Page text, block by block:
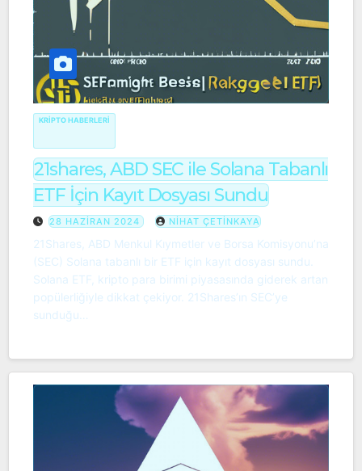
KRIPTO HABERLERI
21shares, ABD SEC ile Solana Tabanlı
ETF İçin Kayıt Dosyası Sundu
28 HAZIRAN 2024 NIHAT ÇETINKAYA
21Shares, ABD Menkul Kıymetler ve Borsa Komisyonu’na
(SEC) Solana tabanlı bir ETF için kayıt dosyası sundu.
Solana ETF, kripto para birimi piyasasında giderek artan
popülerliğiyle dikkat çekiyor. 21Shares’ın SEC’ye
sunduğu…